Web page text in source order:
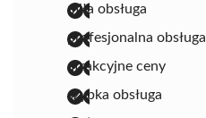
miła obsługa
profesjonalna obsługa
atrakcyjne ceny
szybka obsługa